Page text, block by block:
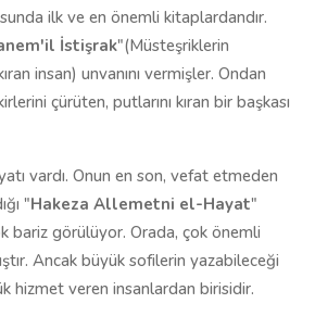
ilk ve en önemli kitaplardandır.
İstişrak"(Müsteşriklerin
insan) unvanını vermişler. Ondan
çürüten, putlarını kıran bir başkası
vardı. Onun en son, vefat etmeden
"Hakeza Allemetni el-Hayat"
bariz görülüyor. Orada, çok önemli
Ancak büyük sofilerin yazabileceği
hizmet veren insanlardan birisidir.